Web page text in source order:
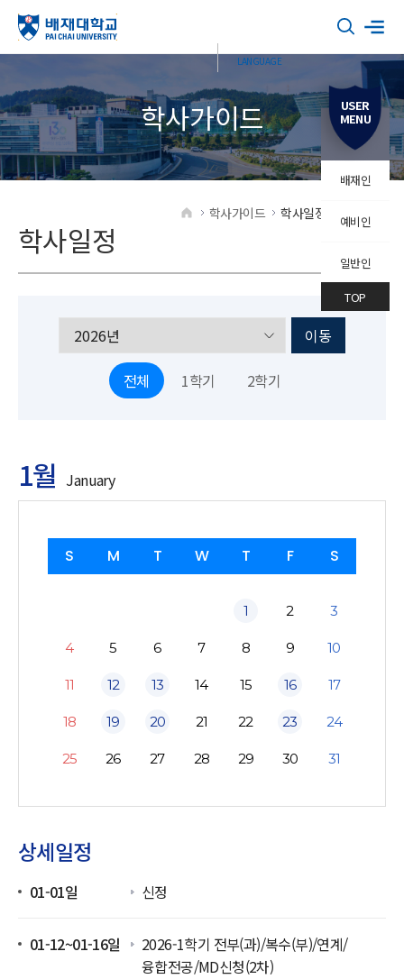
학사가이드
학사일정 HOME
학사가이드 학사일정 학사일정
이동
전체 1학기 2학기
1월 January
S M T W T F S
1 2 3
4 5 6 7 8 9 10
11 12 13 14 15 16 17
18 19 20 21 22 23 24
25 26 27 28 29 30 31
상세일정
01-01일 신정
01-12~01-16일
2026-1학기 전부(과)/복수(부)/연계/
융합전공/MD신청(2차)
USER
MENU
배재인
예비인
일반인
TOP